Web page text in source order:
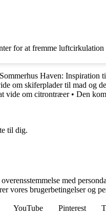
for at fremme
Sommerhus Haven: Inspiration
om skiferplader til mad og
vide om citrontræer• Den
til dig.
med
vores brugerbetingelser og
YouTube Pinterest